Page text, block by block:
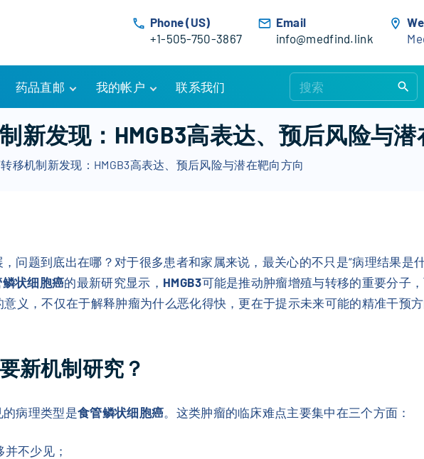
Phone (US)
+1-505-750-3867
Email
info@medfind.link
药品直邮
购物车
订单追踪
优惠活动
我的帐户
账户详情
我的订单
联系我们
e
r
:
新发现：HMGB3高表达、预后风险与潜
移机制新发现：HMGB3高表达、预后风险与潜在靶向方向
问题到底出在哪？对于很多患者和家属来说，最关心的不只是“病理结果是
状细胞癌的最新研究显示， HMGB3可能是推动肿瘤增殖与转移的重要分子
义，不仅在于解释肿瘤为什么恶化得快，更在于提示未来可能的精准干预方
新机制研究？
病理类型是食管鳞状细胞癌 。这类肿瘤的临床难点主要集中在三个方面：
不少见；